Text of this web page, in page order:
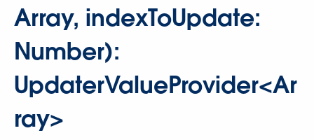
Array, indexToUpdate:
Number):
UpdaterValueProvider<Ar
ray>